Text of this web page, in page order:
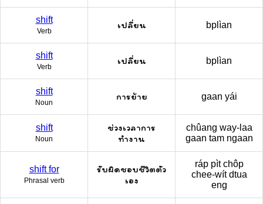
shift
Verb
เปลี่ยน bplìan
shift
Verb
เปลี่ยน bplìan
shift
Noun
การย้าย gaan yái
shift
Noun
ช่วงเวลาการ
ทำงาน
chûang way-laa
gaan tam ngaan
shift for
Phrasal verb
รับผิดชอบชีวิตตัว
เอง
ráp pìt chôp
chee-wít dtua
eng